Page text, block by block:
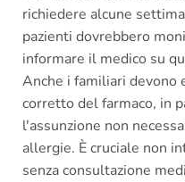
richiedere alcune
pazienti dovrebbero
informare il medico su
Anche i familiari devono
corretto del farmaco, in
l'assunzione non
allergie. È cruciale non
senza consultazione